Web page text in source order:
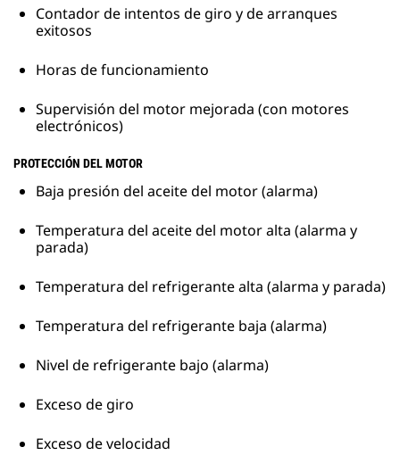
Contador de intentos de giro y de arranques
exitosos
Horas de funcionamiento
Supervisión del motor mejorada (con motores
electrónicos)
PROTECCIÓN DEL MOTOR
Baja presión del aceite del motor (alarma)
Temperatura del aceite del motor alta (alarma y
parada)
Temperatura del refrigerante alta (alarma y parada)
Temperatura del refrigerante baja (alarma)
Nivel de refrigerante bajo (alarma)
Exceso de giro
Exceso de velocidad